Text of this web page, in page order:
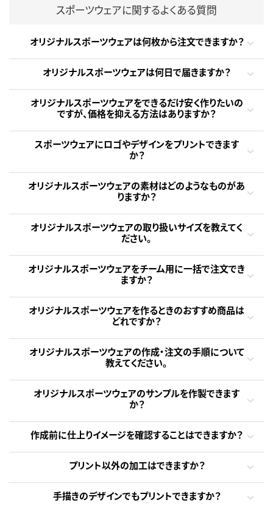
スポーツウェアに関するよくある質問
オリジナルスポーツウェアは何枚から注文できますか？
オリジナルスポーツウェアは何日で届きますか？
オリジナルスポーツウェアをできるだけ安く作りたいの
ですが、価格を抑える方法はありますか？
スポーツウェアにロゴやデザインをプリントできます
か？
オリジナルスポーツウェアの素材はどのようなものがあ
りますか？
オリジナルスポーツウェアの取り扱いサイズを教えてく
ださい。
オリジナルスポーツウェアをチーム用に一括で注文でき
ますか？
オリジナルスポーツウェアを作るときのおすすめ商品は
どれですか？
オリジナルスポーツウェアの作成・注文の手順について
教えてください。
オリジナルスポーツウェアのサンプルを作製できます
か？
作成前に仕上りイメージを確認することはできますか？
プリント以外の加工はできますか？
手描きのデザインでもプリントできますか？